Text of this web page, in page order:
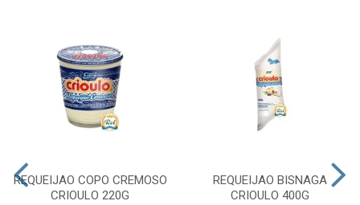
REQUEIJAO COPO CREMOSO
CRIOULO 220G
REQUEIJAO BISNAGA
CRIOULO 400G